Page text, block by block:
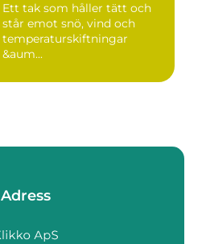
Ett tak som håller tätt och
står emot snö, vind och
temperaturskiftningar
&aum...
Adress